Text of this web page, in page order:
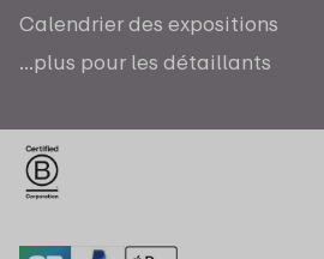
Calendrier des expositions
...plus pour les détaillants